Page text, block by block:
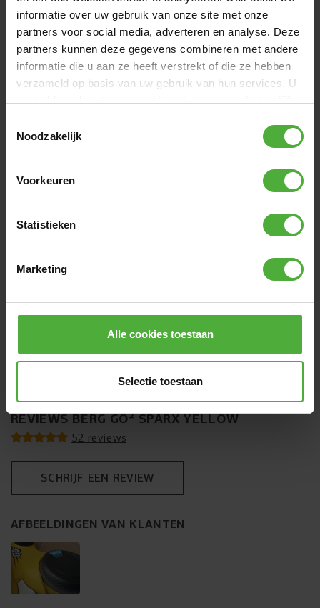
informatie over uw gebruik van onze site met onze
partners voor social media, adverteren en analyse. Deze
partners kunnen deze gegevens combineren met andere
informatie die u aan ze heeft verstrekt of die ze hebben
verzameld op basis van uw gebruik van hun services. U
gaat akkoord met onze cookies als u onze website blijft
Noodzakelijk
Voorkeuren
Statistieken
Marketing
Alle cookies toestaan
Selectie toestaan
Lengte gebruiker 70 - 100 cm
Bekijk alle afmetingen en details
VAAK SAMEN GEKOCHT MET
BERG VEILIGHEIDSVLAG XS
10,-
BERG
10,-
REVIEWS BERG GO² SPARX YELLOW
52 reviews
SCHRIJF EEN REVIEW
AFBEELDINGEN VAN KLANTEN